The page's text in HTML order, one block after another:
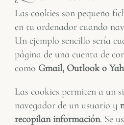
Las cookies son pequeño
en tu ordenador cuando
Un ejemplo sencillo sería
página de una cuenta de
como Gmail, Outlook o
Las cookies permiten a un
navegador de un usuario y
recopilan información. Se